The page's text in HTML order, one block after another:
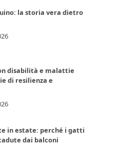
la storia vera dietro
disabilità e malattie
di resilienza e
in estate: perché i gatti
dai balconi